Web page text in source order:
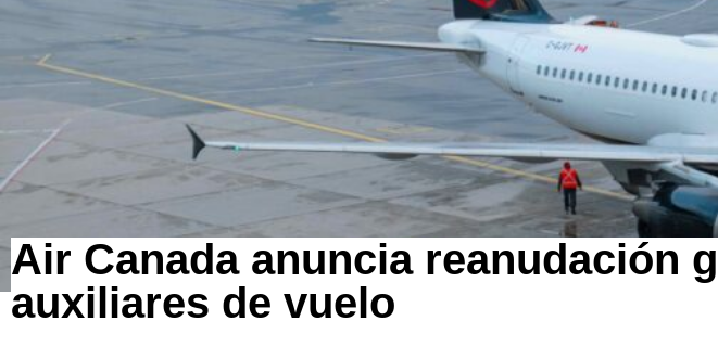
Air Canada anuncia reanudación
auxiliares de vuelo